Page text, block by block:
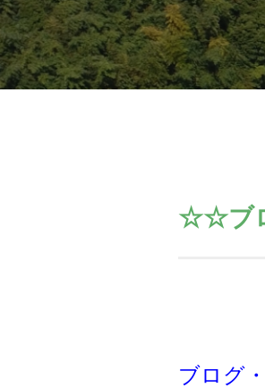
☆☆ブ
ブログ